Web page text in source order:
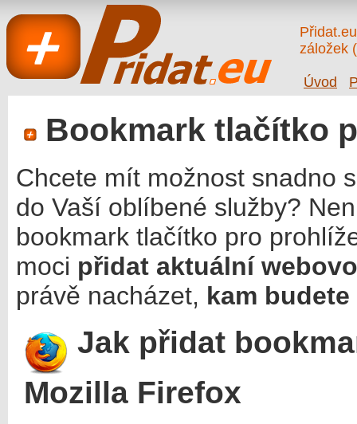
Přidat.eu
záložek
Úvod
Bookmark tlačítko
Chcete mít možnost snadno
do Vaší oblíbené služby?
bookmark tlačítko pro
moci přidat aktuální
právě nacházet, kam
Jak přidat
Mozilla Firefox